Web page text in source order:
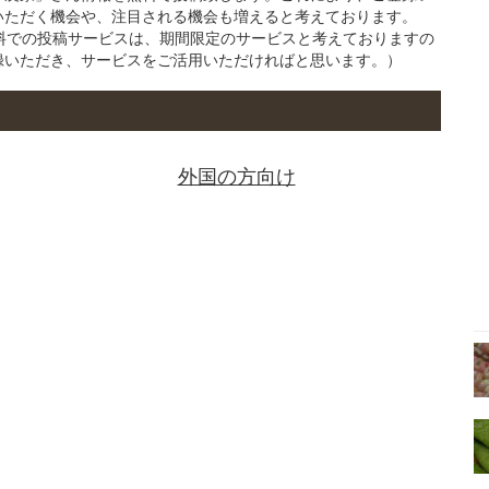
だく機会や、注目される機会も増えると考えております。
の投稿サービスは、期間限定のサービスと考えておりますの
ただき、サービスをご活用いただければと思います。）
外国の方向け